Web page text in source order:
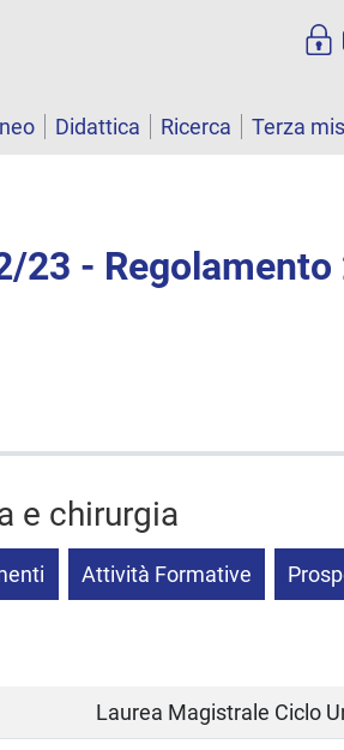
Didattica Ricerca Terza
23 - Regolamento
e chirurgia
Attività Formative
Laurea Magistrale Ciclo